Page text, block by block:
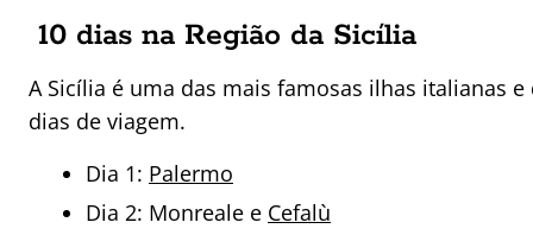
10 dias na Região da Sicília
A Sicília é uma das mais famosas ilhas italianas
dias de viagem.
Dia 1: Palermo
Dia 2: Monreale e Cefalù